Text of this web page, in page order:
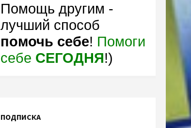
Помощь другим -
лучший способ
помочь себе! Помоги
себе СЕГОДНЯ!)
ПОДПИСКА